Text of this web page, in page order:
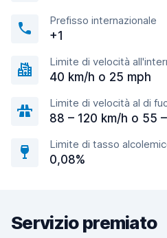
Prefisso internazionale
+1
Limite di velocità
40 km/h o 25 mph
Limite di velocità al di
88 – 120 km/h o 55
Limite di tasso
0,08%
Servizio premiato